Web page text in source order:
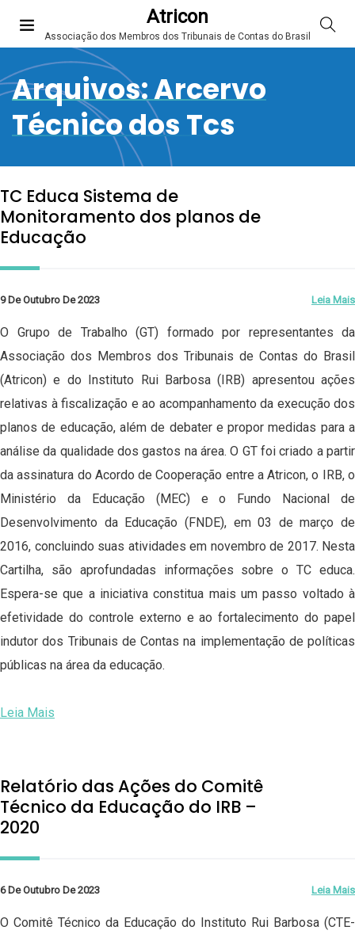
Atricon
Associação dos Membros dos Tribunais de Contas do Brasil
Arquivos:Arcervo
Técnico dos Tcs
TC Educa Sistema de
Monitoramento dos planos de
Educação
9 De Outubro De 2023 Leia Mais
O Grupo de Trabalho (GT) formado por representantes da
Associação dos Membros dos Tribunais de Contas do Brasil
(Atricon) e do Instituto Rui Barbosa (IRB) apresentou ações
relativas à fiscalização e ao acompanhamento da execução dos
planos de educação, além de debater e propor medidas para a
análise da qualidade dos gastos na área. O GT foi criado a partir
da assinatura do Acordo de Cooperação entre a Atricon, o IRB, o
Ministério da Educação (MEC) e o Fundo Nacional de
Desenvolvimento da Educação (FNDE), em 03 de março de
2016, concluindo suas atividades em novembro de 2017. Nesta
Cartilha, são aprofundadas informações sobre o TC educa.
Espera-se que a iniciativa constitua mais um passo voltado à
efetividade do controle externo e ao fortalecimento do papel
indutor dos Tribunais de Contas na implementação de políticas
públicas na área da educação.
Leia Mais
Relatório das Ações do Comitê
Técnico da Educação do IRB –
2020
6 De Outubro De 2023 Leia Mais
O Comitê Técnico da Educação do Instituto Rui Barbosa (CTE-